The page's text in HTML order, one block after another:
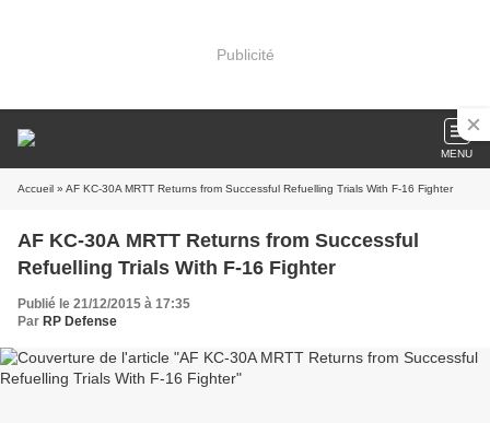
Publicité
MENU
Accueil » AF KC-30A MRTT Returns from Successful Refuelling Trials With F-16 Fighter
AF KC-30A MRTT Returns from Successful
Refuelling Trials With F-16 Fighter
Publié le 21/12/2015 à 17:35
Par RP Defense